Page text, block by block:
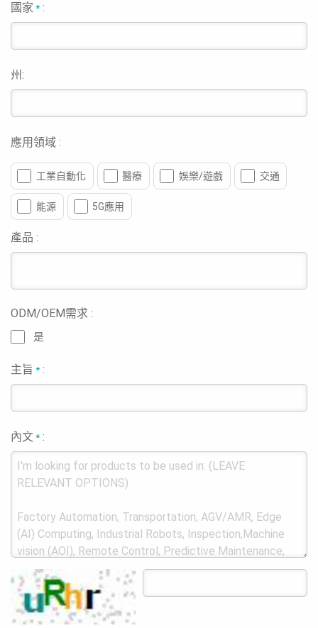
國家* :
州:
應用領域 :
工業自動化 醫療 娛樂/遊戲 交通
能源 5G應用
產品 :
ODM/OEM需求 :
是
主旨* :
內文* :